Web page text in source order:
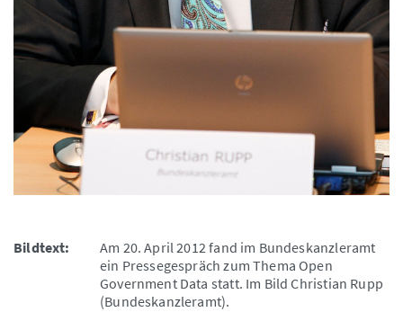
Bildtext:
Am 20. April 2012 fand im Bundeskanzleramt
ein Pressegespräch zum Thema Open
Government Data statt. Im Bild Christian Rupp
(Bundeskanzleramt).